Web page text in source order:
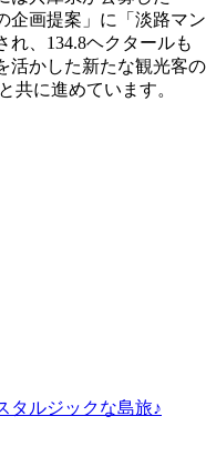
企画提案」に「淡路マン
れ、134.8ヘクタールも
活かした新たな観光客の
共に進めています。
タルジックな島旅♪